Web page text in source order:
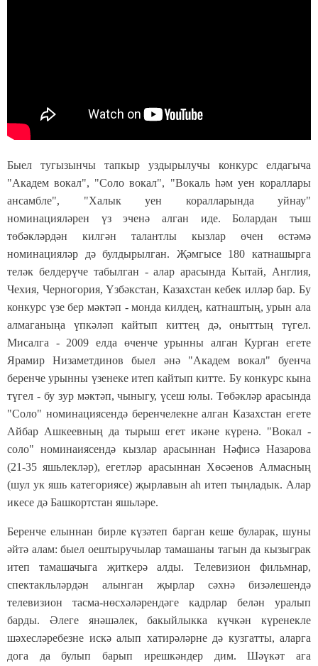
Быел тугызынчы тапкыр уздырылучы конкурс елдагыча
"Академ вокал", "Соло вокал", "Вокаль һәм уен кораллары
ансамбле", "Халык уен коралларында уйнау"
номинацияләрен үз эченә алган иде. Болардан тыш
төбәкләрдән килгән талантлы кызлар өчен өстәмә
номинацияләр дә булдырылган. Җәмгысе 180 катнашырга
теләк белдерүче табылган - алар арасында Кытай, Англия,
Чехия, Черногория, Үзбәкстан, Казахстан кебек илләр бар. Бу
конкурс үзе бер мәктәп - монда килдең, катнаштың, урын ала
алмаганыңа үпкәләп кайтып киттең дә, оныттың түгел.
Мисалга - 2009 елда өченче урынны алган Курган егете
Ярамир Низаметдинов быел әнә "Академ вокал" буенча
беренче урынны үзенеке итеп кайтып китте. Бу конкурс кына
түгел - бу зур мәктәп, чыныгу, үсеш юлы. Төбәкләр арасында
"Соло" номинациясендә беренчелекне алган Казахстан егете
Айбар Ашкеевның да тырыш егет икәне күренә. "Вокал -
соло" номинаиясендә кызлар арасыннан Нәфисә Назарова
(21-35 яшьлекләр), егетләр арасыннан Хөсәенов Алмасның
(шул ук яшь категориясе) җырлавын аһ итеп тыңладык. Алар
икесе дә Башкортстан яшьләре.
Беренче елыннан бирле күзәтеп барган кеше буларак, шуны
әйтә алам: быел оештыручылар тамашаны тагын да кызыграк
итеп тамашачыга җиткерә алды. Телевизион фильмнар,
спектакльләрдән алынган җырлар сәхнә бизәлешендә
телевизион тасма-нөсхәләрендәге кадрлар белән уралып
барды. Әлеге янәшәлек, бакыйлыкка күчкән күренекле
шәхесләребезне искә алып хатирәләрне дә кузгатты, аларга
дога да булып барып ирешкәндер дим. Шәүкәт ага